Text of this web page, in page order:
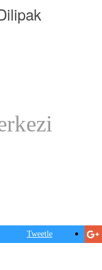
Tweetle